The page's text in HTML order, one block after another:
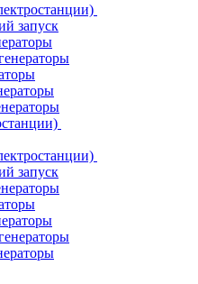
запуск
запуск